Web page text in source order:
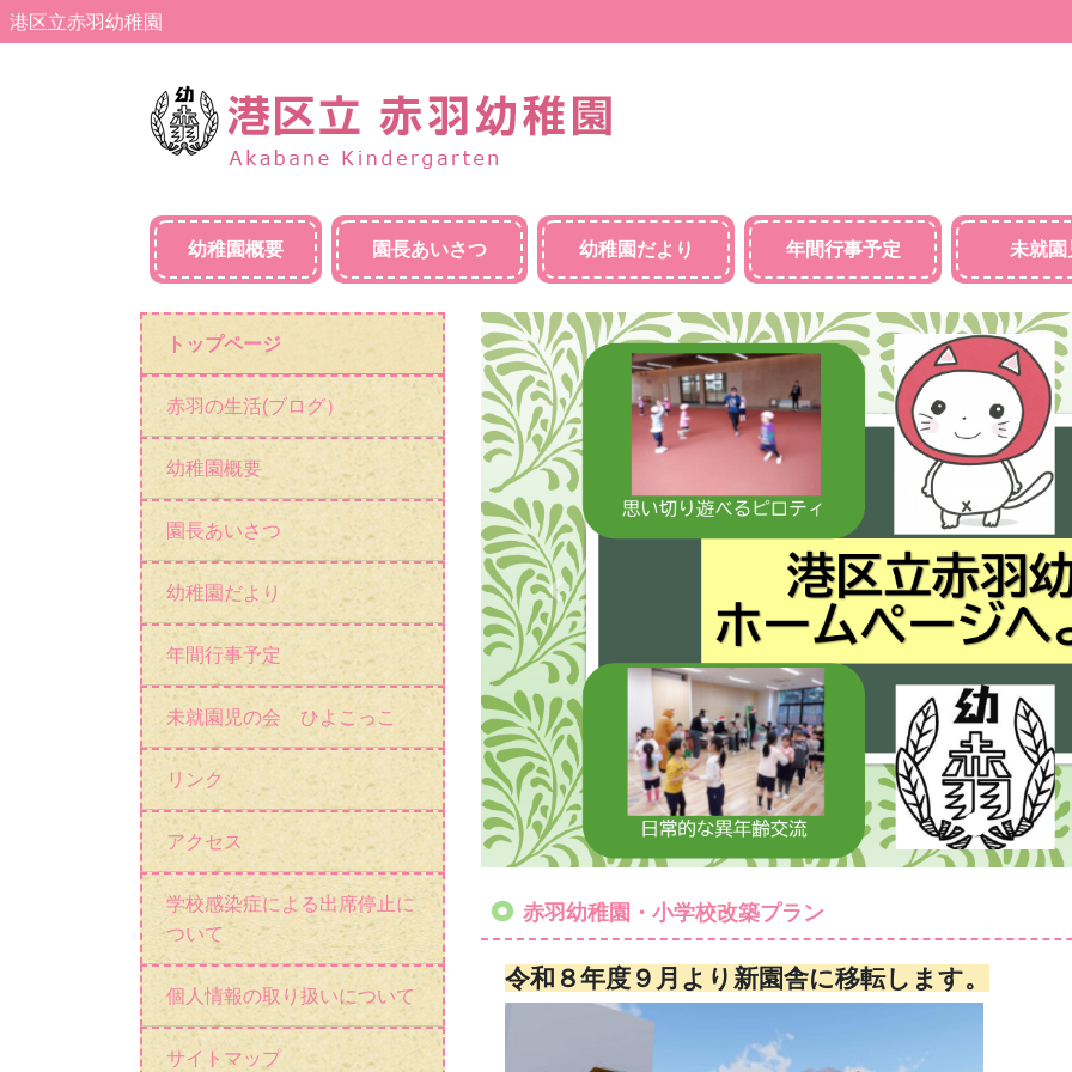
港区立赤羽幼稚園
幼稚園概要 園長あいさつ 幼稚園だより 年間行事予定 未就
トップページ
赤羽の生活(ブログ）
幼稚園概要
園長あいさつ
幼稚園だより
年間行事予定
未就園児の会 ひよこっこ
リンク
アクセス
学校感染症による出席停止に
ついて
個人情報の取り扱いについて
サイトマップ
Previous
赤羽幼稚園・小学校改築プラン
令和８年度９月より新園舎に移転します。